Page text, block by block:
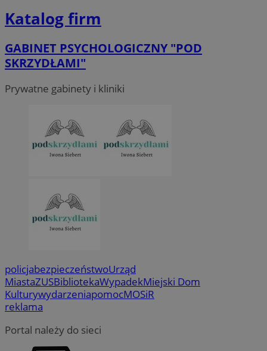
Katalog firm
GABINET PSYCHOLOGICZNY "POD
SKRZYDŁAMI"
Prywatne gabinety i kliniki
policjabezpieczeństwoUrząd
MiastaZUSBibliotekaWypadekMiejski Dom
KulturywydarzeniapomocMOSiR
reklama
Portal należy do sieci